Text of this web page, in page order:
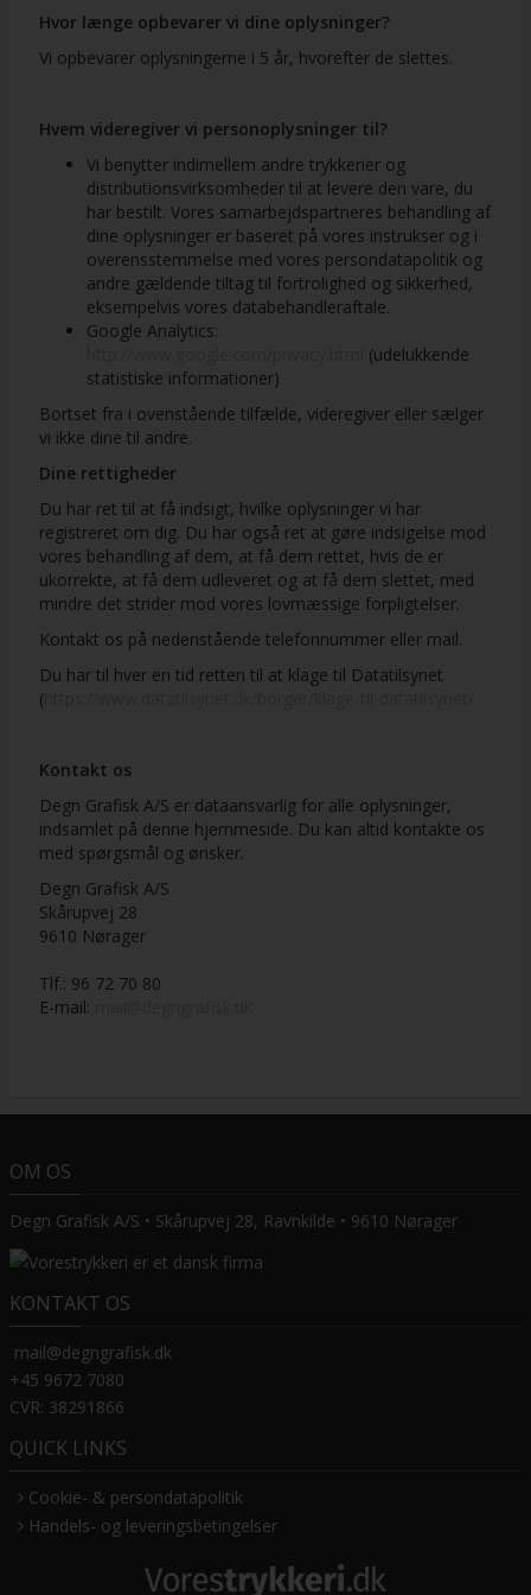
Hvor længe opbevarer vi dine oplysninger?
Vi opbevarer oplysningerne i 5 år, hvorefter de slettes.
Hvem videregiver vi personoplysninger til?
Vi benytter indimellem andre trykkerier og
distributionsvirksomheder til at levere den vare, du
har bestilt. Vores samarbejdspartneres behandling af
dine oplysninger er baseret på vores instrukser og i
overensstemmelse med vores persondatapolitik og
andre gældende tiltag til fortrolighed og sikkerhed,
eksempelvis vores databehandleraftale.
Google Analytics:
(udelukkende
statistiske informationer)
Bortset fra i ovenstående tilfælde, videregiver eller sælger
vi ikke dine til andre.
Dine rettigheder
Du har ret til at få indsigt, hvilke oplysninger vi har
registreret om dig. Du har også ret at gøre indsigelse mod
vores behandling af dem, at få dem rettet, hvis de er
ukorrekte, at få dem udleveret og at få dem slettet, med
mindre det strider mod vores lovmæssige forpligtelser.
Kontakt os på nedenstående telefonnummer eller mail.
Du har til hver en tid retten til at klage til Datatilsynet
(
Kontakt os
Degn Grafisk A/S er dataansvarlig for alle oplysninger,
indsamlet på denne hjemmeside. Du kan altid kontakte os
med spørgsmål og ønsker.
Degn Grafisk A/S
Skårupvej 28
9610 Nørager
Tlf.: 96 72 70 80
E-mail:
OM OS
Degn Grafisk A/S • Skårupvej 28, Ravnkilde • 9610 Nørager
KONTAKT OS
mail@degngrafisk.dk
+45 9672 7080
CVR: 38291866
QUICK LINKS
Cookie- & persondatapolitik
Handels- og leveringsbetingelser